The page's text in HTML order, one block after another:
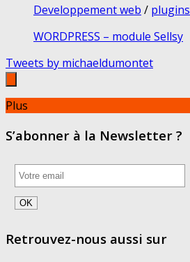
Developpement web / plugins
WORDPRESS – module Sellsy
Tweets by michaeldumontet
Plus
S’abonner à la Newsletter ?
Retrouvez-nous aussi sur